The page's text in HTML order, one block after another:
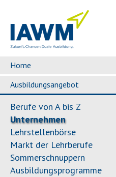
Home
Ausbildungsangebot
Berufe von A bis Z
Unternehmen
Lehrstellenbörse
Markt der Lehrberufe
Sommerschnuppern
Ausbildungsprogramme